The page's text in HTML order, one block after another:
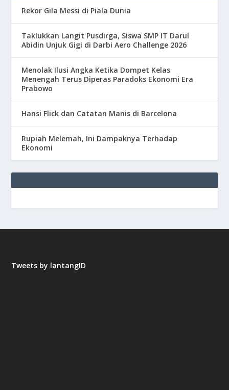
Rekor Gila Messi di Piala Dunia
Taklukkan Langit Pusdirga, Siswa SMP IT Darul
Abidin Unjuk Gigi di Darbi Aero Challenge 2026
Menolak Ilusi Angka Ketika Dompet Kelas
Menengah Terus Diperas Paradoks Ekonomi Era
Prabowo
Hansi Flick dan Catatan Manis di Barcelona
Rupiah Melemah, Ini Dampaknya Terhadap
Ekonomi
Tweets by lantangID